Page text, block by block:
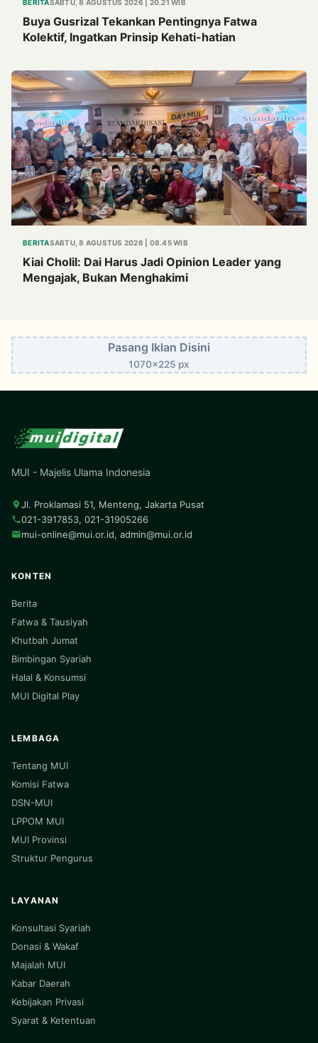
BERITASABTU, 8 AGUSTUS 2026 | 20.21 WIB
Buya Gusrizal Tekankan Pentingnya Fatwa
Kolektif, Ingatkan Prinsip Kehati-hatian
BERITASABTU, 8 AGUSTUS 2026 | 08.45 WIB
Kiai Cholil: Dai Harus Jadi Opinion Leader yang
Mengajak, Bukan Menghakimi
Pasang Iklan Disini
1070x225 px
MUI - Majelis Ulama Indonesia
Jl. Proklamasi 51, Menteng, Jakarta Pusat
021-3917853, 021-31905266
mui-online@mui.or.id, admin@mui.or.id
KONTEN
Berita
Fatwa & Tausiyah
Khutbah Jumat
Bimbingan Syariah
Halal & Konsumsi
MUI Digital Play
LEMBAGA
Tentang MUI
Komisi Fatwa
DSN-MUI
LPPOM MUI
MUI Provinsi
Struktur Pengurus
LAYANAN
Konsultasi Syariah
Donasi & Wakaf
Majalah MUI
Kabar Daerah
Kebijakan Privasi
Syarat & Ketentuan